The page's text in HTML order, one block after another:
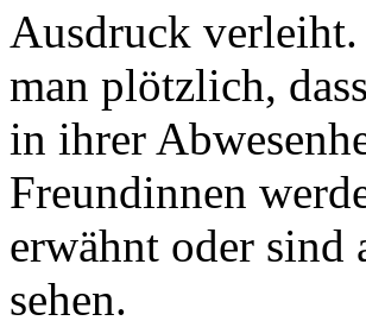
Ausdruck
man plötzlich,
in ihrer
Freundinnen
erwähnt oder sind
sehen.